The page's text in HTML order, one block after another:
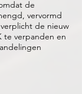
de
vervormd
de nieuw
te verpanden en